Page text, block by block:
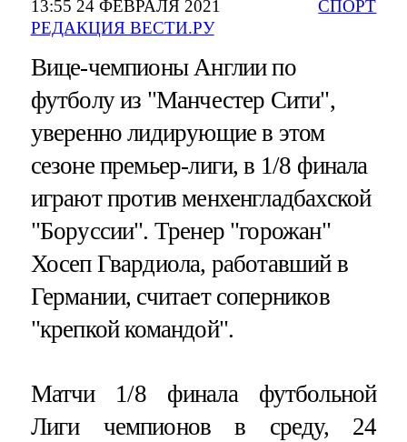
13:55 24 ФЕВРАЛЯ 2021
РЕДАКЦИЯ ВЕСТИ.РУ
СПОРТ
Вице-чемпионы Англии по
футболу из "Манчестер Сити",
уверенно лидирующие в этом
сезоне премьер-лиги, в 1/8 финала
играют против менхенгладбахской
"Боруссии". Тренер "горожан"
Хосеп Гвардиола, работавший в
Германии, считает соперников
"крепкой командой".
Матчи 1/8 финала футбольной
Лиги чемпионов в среду, 24